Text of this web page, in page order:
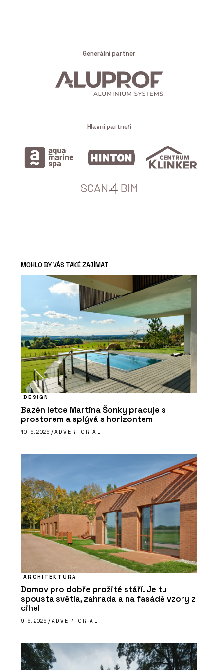
Generální partner
Hlavní partneři
MOHLO BY VÁS TAKÉ ZAJÍMAT
DESIGN
Bazén letce Martina Šonky pracuje s
prostorem a splývá s horizontem
10. 6. 2026 / ADVERTORIAL
ARCHITEKTURA
Domov pro dobře prožité stáří. Je tu
spousta světla, zahrada a na fasádě vzory z
cihel
9. 6. 2026 / ADVERTORIAL